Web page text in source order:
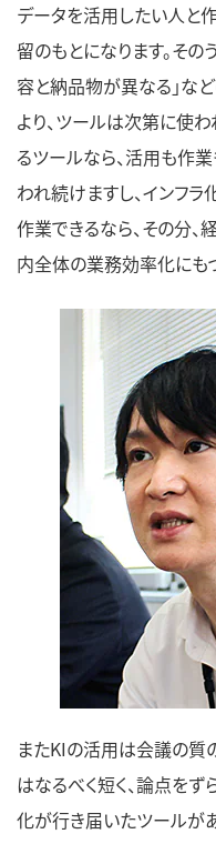
データを活用したい人と
留のもとになります。その
容と納品物が異なる」な
より、ツールは次第に使わ
るツールなら、活用も作
われ続けますし、インフ
作業できるなら、その分、
内全体の業務効率化にも
またKIの活用は会議の質
はなるべく短く、論点を
化が行き届いたツールが